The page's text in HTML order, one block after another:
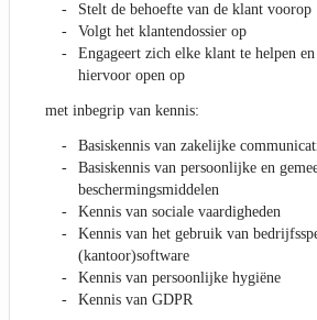
Stelt de behoefte van de klant voorop
Volgt het klantendossier op
Engageert zich elke klant te helpen
hiervoor open op
met inbegrip van kennis:
Basiskennis van zakelijke
Basiskennis van persoonlijke en
beschermingsmiddelen
Kennis van sociale vaardigheden
Kennis van het gebruik van
(kantoor)software
Kennis van persoonlijke hygiëne
Kennis van GDPR